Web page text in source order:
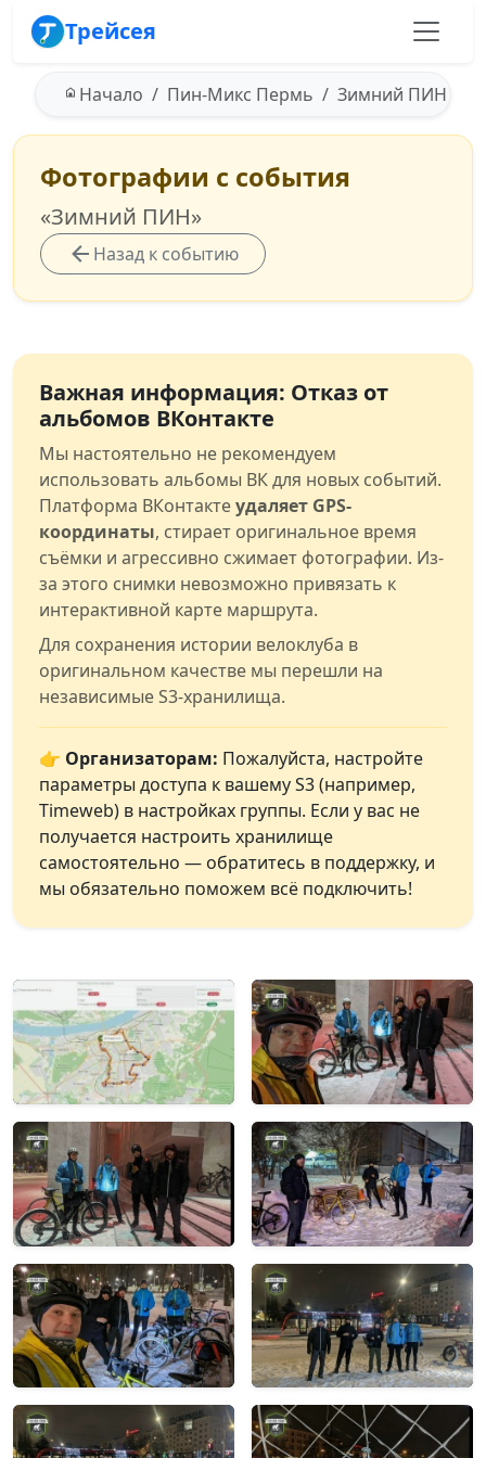
Трейсея
Начало Пин-Микс Пермь Зимний ПИН -
Фотографии с события
«Зимний ПИН»
Назад к событию
Важная информация: Отказ от
альбомов ВКонтакте
Мы настоятельно не рекомендуем
использовать альбомы ВК для новых событий.
Платформа ВКонтактеудаляет GPS-
координаты, стирает оригинальное время
съёмки и агрессивно сжимает фотографии. Из-
за этого снимки невозможно привязать к
интерактивной карте маршрута.
Для сохранения истории велоклуба в
оригинальном качестве мы перешли на
независимые S3-хранилища.
👉 Организаторам: Пожалуйста, настройте
параметры доступа к вашему S3 (например,
Timeweb) в настройках группы. Если у вас не
получается настроить хранилище
самостоятельно — обратитесь в поддержку, и
мы обязательно поможем всё подключить!